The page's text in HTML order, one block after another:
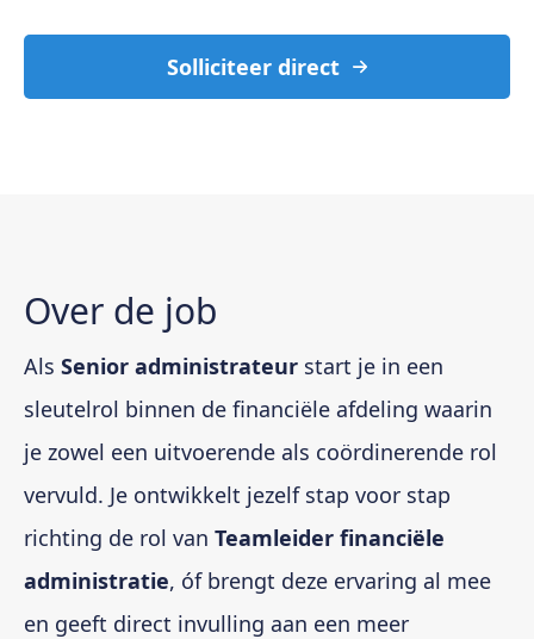
Solliciteer direct
Over de job
Als Senior administrateur start je in een
sleutelrol binnen de financiële afdeling waarin
je zowel een uitvoerende als coördinerende rol
vervuld. Je ontwikkelt jezelf stap voor stap
richting de rol van Teamleider financiële
administratie, óf brengt deze ervaring al mee
en geeft direct invulling aan een meer